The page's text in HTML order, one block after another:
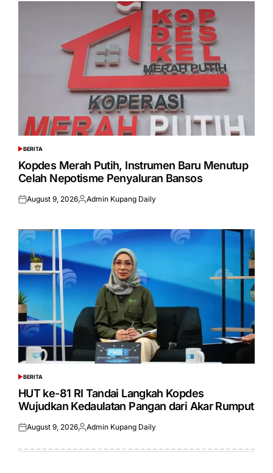
POSTED
IN
BERITA
Kopdes Merah Putih, Instrumen Baru Menutup
Celah Nepotisme Penyaluran Bansos
Posted
August 9, 2026Posted
Admin Kupang Daily
POSTED
IN
BERITA
HUT ke-81 RI Tandai Langkah Kopdes
Wujudkan Kedaulatan Pangan dari Akar Rumput
Posted
August 9, 2026Posted
Admin Kupang Daily